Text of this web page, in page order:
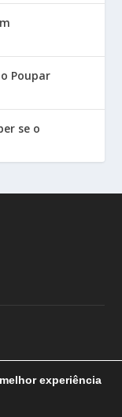
Poupar
se o
experiência